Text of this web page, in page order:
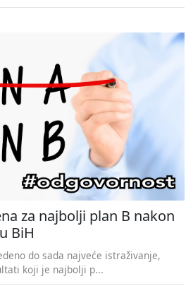
za najbolji plan B nakon
BiH
do sada najveće istraživanje,
koji je najbolji p...